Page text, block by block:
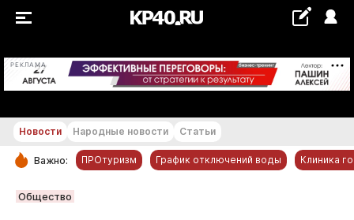
РЕКЛАМА +19...+20 °С
РУБРИКИ
Новости Народные новости Статьи
Важно: ПРОтуризм График отключений воды Клиника
Общество